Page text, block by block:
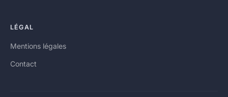
LÉGAL
Mentions légales
Contact